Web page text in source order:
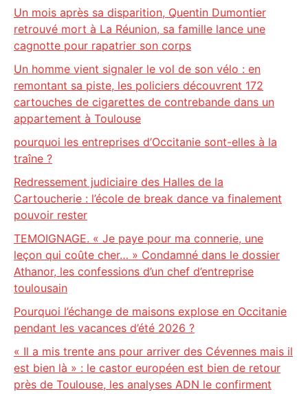
Un mois après sa disparition, Quentin Dumontier
retrouvé mort à La Réunion, sa famille lance une
cagnotte pour rapatrier son corps
Un homme vient signaler le vol de son vélo : en
remontant sa piste, les policiers découvrent 172
cartouches de cigarettes de contrebande dans un
appartement à Toulouse
pourquoi les entreprises d’Occitanie sont-elles à la
traîne ?
Redressement judiciaire des Halles de la
Cartoucherie : l’école de break dance va finalement
pouvoir rester
TEMOIGNAGE. « Je paye pour ma connerie, une
leçon qui coûte cher… » Condamné dans le dossier
Athanor, les confessions d’un chef d’entreprise
toulousain
Pourquoi l’échange de maisons explose en Occitanie
pendant les vacances d’été 2026 ?
« Il a mis trente ans pour arriver des Cévennes mais il
est bien là » : le castor européen est bien de retour
près de Toulouse, les analyses ADN le confirment